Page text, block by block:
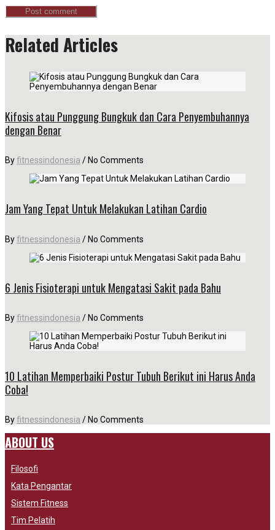
Related Articles
Kifosis atau Punggung Bungkuk dan Cara Penyembuhannya
dengan Benar
Byfitnessindonesia / No Comments
Jam Yang Tepat Untuk Melakukan Latihan Cardio
Byfitnessindonesia /No Comments
6 Jenis Fisioterapi untuk Mengatasi Sakit pada Bahu
Byfitnessindonesia /No Comments
10 Latihan Memperbaiki Postur Tubuh Berikut ini Harus Anda
Coba!
Byfitnessindonesia / No Comments
ABOUT US
Filosofi
Kata Pengantar
Sistem Fitness
Tim Pelatih